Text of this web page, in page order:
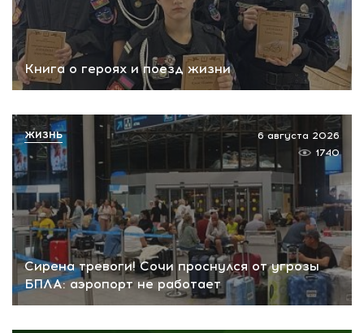
Книга о героях и поезд жизни
Сирена тревоги! Сочи проснулся от угрозы
БПЛА: аэропорт не работает
6 августа 2026
1740
ЖИЗНЬ